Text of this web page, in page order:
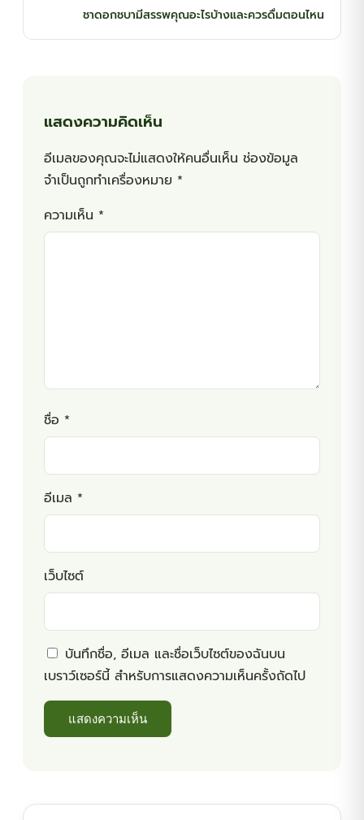
ชาดอกชบามีสรรพคุณอะไรบ้างและควรดื่มตอนไหน
แสดงความคิดเห็น
อีเมลของคุณจะไม่แสดงให้คนอื่นเห็น ช่องข้อมูล
จำเป็นถูกทำเครื่องหมาย *
ความเห็น *
ชื่อ *
อีเมล *
เว็บไซต์
บันทึกชื่อ, อีเมล และชื่อเว็บไซต์ของฉันบน
เบราว์เซอร์นี้ สำหรับการแสดงความเห็นครั้งถัดไป